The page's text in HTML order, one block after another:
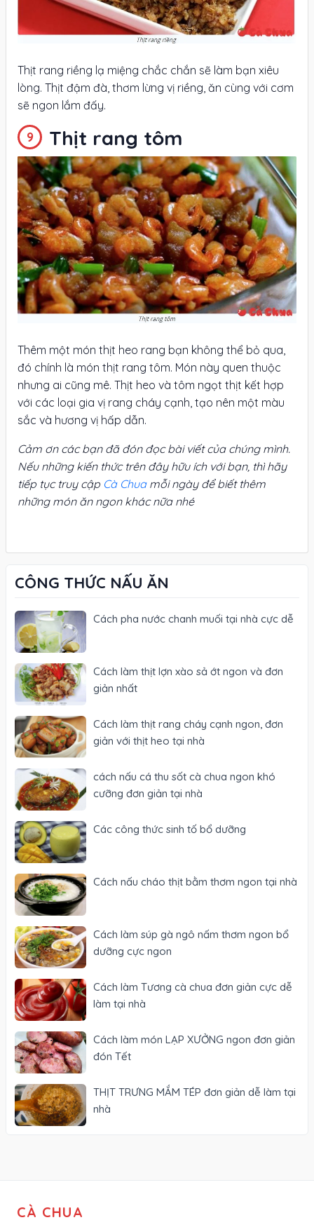
Thịt rang riềng lạ miệng chắc chắn sẽ làm bạn xiêu
lòng. Thịt đậm đà, thơm lừng vị riềng, ăn cùng với cơm
sẽ ngon lắm đấy.
Thịt rang tôm
Thêm một món thịt heo rang bạn không thể bỏ qua,
đó chính là món thịt rang tôm. Món này quen thuộc
nhưng ai cũng mê. Thịt heo và tôm ngọt thịt kết hợp
với các loại gia vị rang cháy cạnh, tạo nên một màu
sắc và hương vị hấp dẫn.
Cảm ơn các bạn đã đón đọc bài viết của chúng mình.
Nếu những kiến thức trên đây hữu ích với bạn, thì hãy
tiếp tục truy cập Cà Chuamỗi ngày để biết thêm
những món ăn ngon khác nữa nhé
CÔNG THỨC NẤU ĂN
Cách pha nước chanh muối tại nhà cực dễ
Cách làm thịt lợn xào sả ớt ngon và đơn
giản nhất
Cách làm thịt rang cháy cạnh ngon, đơn
giản với thịt heo tại nhà
cách nấu cá thu sốt cà chua ngon khó
cưỡng đơn giản tại nhà
Các công thức sinh tố bổ dưỡng
Cách nấu cháo thịt bằm thơm ngon tại nhà
Cách làm súp gà ngô nấm thơm ngon bổ
dưỡng cực ngon
Cách làm Tương cà chua đơn giản cực dễ
làm tại nhà
Cách làm món LẠP XƯỞNG ngon đơn giản
đón Tết
THỊT TRƯNG MẮM TÉP đơn giản dễ làm tại
nhà
CÀ CHUA